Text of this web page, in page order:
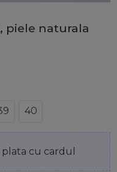
piele naturala
40
cu cardul